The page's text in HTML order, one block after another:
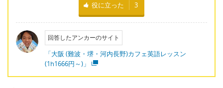
役に立った 3
回答したアンカーのサイト
「大阪 (難波・堺・河内長野)カフェ英語レッスン
(1h1666円～)」